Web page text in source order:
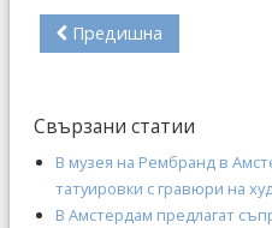
Предишна
Свързани статии
В музея на Рембранд в
татуировки с гравюри на
В Амстердам предлагат